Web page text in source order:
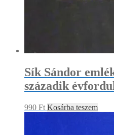
Sík Sándor
századik
990 Ft Kosárba teszem